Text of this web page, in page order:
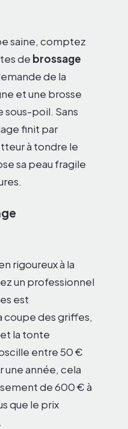
saine, comptez
de brossage
de la
et une brosse
poil. Sans
finit par
à tondre le
sa peau fragile
rigoureux à la
un professionnel
est
coupe des griffes,
la tonte
entre 50 €
une année, cela
de 600 € à
que le prix